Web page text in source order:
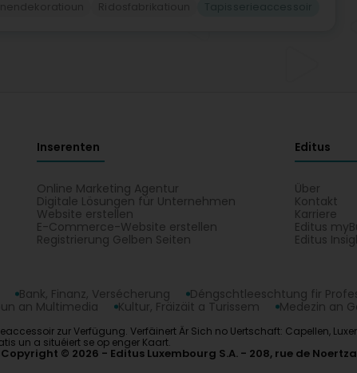
Inserenten
Online Marketing Agentur
Digitale Lösungen für Unternehmen
Website erstellen
E-Commerce-Website erstellen
Registrierung Gelben Seiten
Editus
Über
Kontakt
Karriere
Editus
Editus
Bank, Finanz, Versécherung Déngschtleeschtung fir
an Multimedia Kultur, Fräizäit a Turissem Medezin an
zur Verfügung. Verfäinert Är Sich no Uertschaft: Capellen,
un a situéiert se op enger Kaart.
Copyright © 2026 Editus Luxembourg S.A. 208, rue de